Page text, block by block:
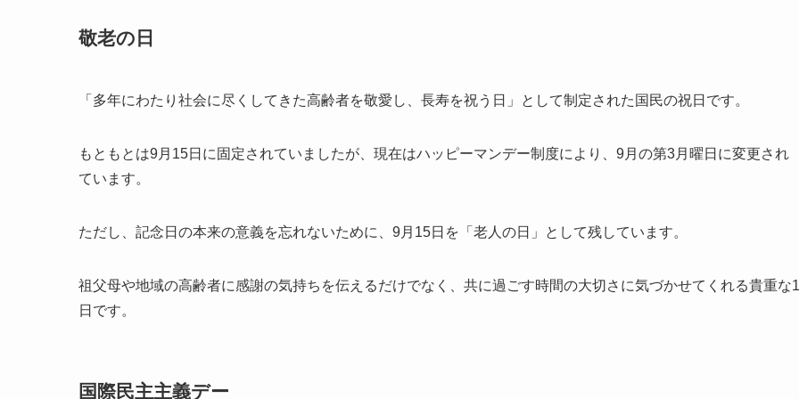
敬老の日
「多年にわたり社会に尽くしてきた高齢者を敬愛し、長寿を祝う日」として制定された国民の祝日です。
もともとは9月15日に固定されていましたが、現在はハッピーマンデー制度により、9月の第3月曜日に変更され
ています。
ただし、記念日の本来の意義を忘れないために、9月15日を「老人の日」として残しています。
祖父母や地域の高齢者に感謝の気持ちを伝えるだけでなく、共に過ごす時間の大切さに気づかせてくれる貴重な1
日です。
国際民主主義デー